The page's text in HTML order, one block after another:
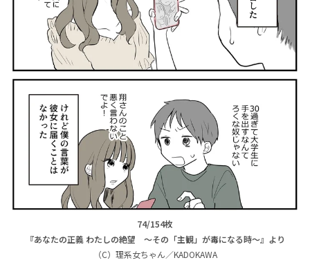
74/154枚
『あなたの正義 わたしの絶望 ～その「主観」が毒になる時～』より
（C）理系女ちゃん／KADOKAWA